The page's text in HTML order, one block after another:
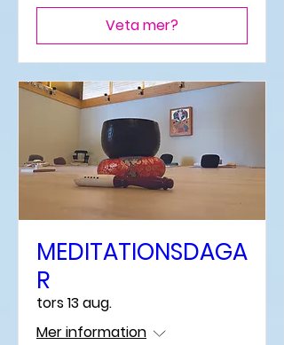
Veta mer?
MEDITATIONSDAGA
R
tors 13 aug.
Mer information